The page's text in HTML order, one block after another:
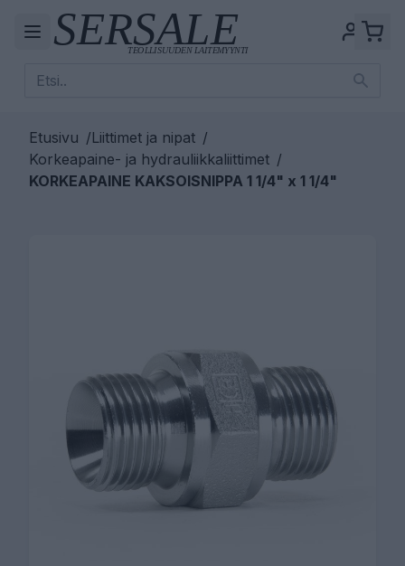
Etusivu /Liittimet ja nipat /
Korkeapaine- ja hydrauliikkaliittimet /
KORKEAPAINE KAKSOISNIPPA 1 1/4" x 1 1/4"